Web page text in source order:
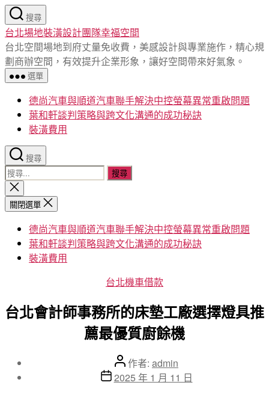
跳
至
主
要
內
容
搜尋
台北場地裝潢設計團隊幸福空間
台北空間場地到府丈量免收費，美感設計與專業施作，精心規
劃商辦空間，有效提升企業形象，讓好空間帶來好氣象。
選單
德尚汽車與順道汽車聯手解決中控螢幕異常重啟問題
葉和軒談判策略與跨文化溝通的成功秘訣
裝潢費用
搜尋
搜
尋
關
鍵
關
閉
搜
關閉選單
德尚汽車與順道汽車聯手解決中控螢幕異常重啟問題
葉和軒談判策略與跨文化溝通的成功秘訣
裝潢費用
分
台北機車借款
台北會計師事務所的床墊工廠選擇燈具推
薦最優質廚餘機
文
章
作者: admin
文 2025 年 1 月 11 日